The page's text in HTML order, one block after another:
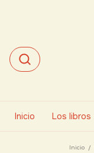
Inicio Los libros
Inicio /